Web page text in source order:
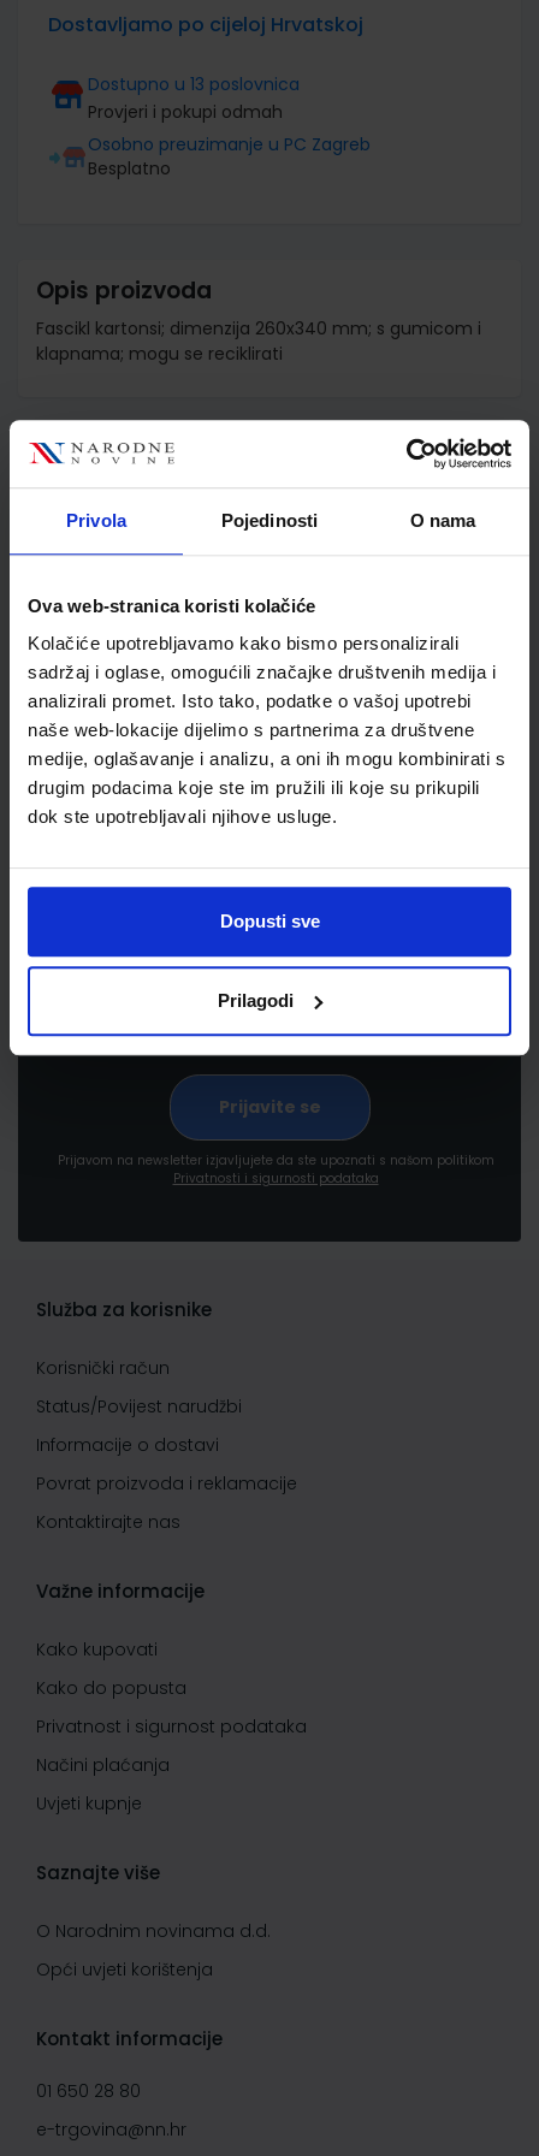
Privola Pojedinosti O nama
Ova web-stranica koristi kolačiće
Kolačiće upotrebljavamo kako bismo personalizirali
sadržaj i oglase, omogućili značajke društvenih medija i
analizirali promet. Isto tako, podatke o vašoj upotrebi
naše web-lokacije dijelimo s partnerima za društvene
medije, oglašavanje i analizu, a oni ih mogu kombinirati s
drugim podacima koje ste im pružili ili koje su prikupili
dok ste upotrebljavali njihove usluge.
Dopusti sve
Prilagodi
Dostavljamo po cijeloj Hrvatskoj
Dostupno u 13 poslovnica
Provjeri i pokupi odmah
Osobno preuzimanje u PC Zagreb
Besplatno
Opis proizvoda
Fascikl kartonsi; dimenzija 260x340 mm; s gumicom i
klapnama; mogu se reciklirati
Detalji proizvoda
proizvodima i uslugama, akcijama i drugim
pogodnostima
Prijavom na newsletter izjavljujete da ste upoznati s našom politikom
Privatnosti i sigurnosti podataka
Služba za korisnike
Korisnički račun
Status/Povijest narudžbi
Informacije o dostavi
Povrat proizvoda i reklamacije
Kontaktirajte nas
Važne informacije
Kako kupovati
Kako do popusta
Privatnost i sigurnost podataka
Načini plaćanja
Uvjeti kupnje
Saznajte više
O Narodnim novinama d.d.
Opći uvjeti korištenja
Kontakt informacije
01 650 28 80
e-trgovina@nn.hr